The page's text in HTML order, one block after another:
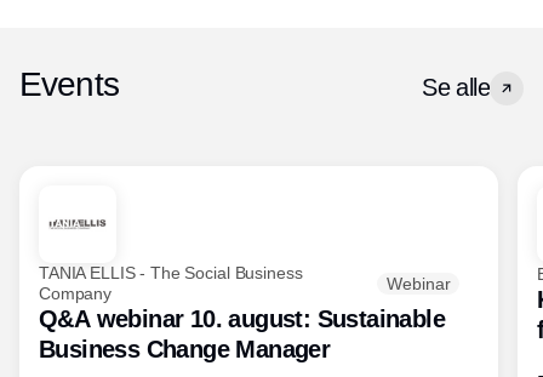
Events Se alle
TANIA ELLIS - The Social Business
Company
Webinar
Q&A webinar 10. august: Sustainable
Business Change Manager